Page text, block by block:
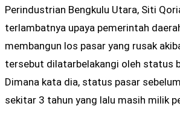
Perindustrian Bengkulu Utara, Siti
terlambatnya upaya pemerintah
membangun los pasar yang rusak
tersebut dilatarbelakangi oleh status
Dimana kata dia, status pasar
sekitar 3 tahun yang lalu masih milik